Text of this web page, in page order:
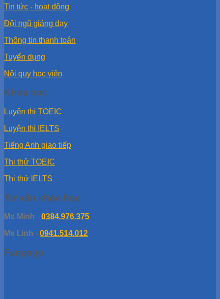
Tin tức - hoạt động
Đội ngũ giảng dạy
Thông tin thanh toán
Tuyển dụng
Nội quy học viên
Khóa học
Luyện thi TOEIC
Luyện thi IELTS
Tiếng Anh giao tiếp
Thi thử TOEIC
Thi thử IELTS
Tư vấn khóa học
Ms Minh - 0384.976.375
Ms Linh - 0941.514.012
Fanpage